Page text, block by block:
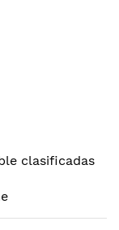
clasificadas